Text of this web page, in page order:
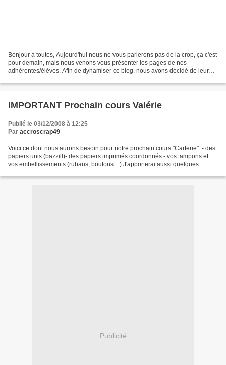
Bonjour à toutes, Aujourd'hui nous ne vous parlerons pas de la crop, ça c'est
pour demain, mais nous venons vous présenter les pages de nos
adhérentes/élèves. Afin de dynamiser ce blog, nous avons décidé de leur
IMPORTANT Prochain cours Valérie
Publié le 03/12/2008 à 12:25
Par accroscrap49
Voici ce dont nous aurons besoin pour notre prochain cours "Carterie". - des
papiers unis (bazzill)- des papiers imprimés coordonnés - vos tampons et
vos embellissements (rubans, boutons ...) J'apporterai aussi quelques
Publicité